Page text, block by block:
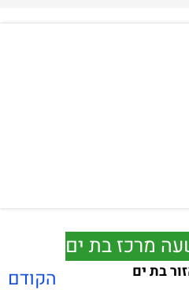
מרכז בת ים
הקודם